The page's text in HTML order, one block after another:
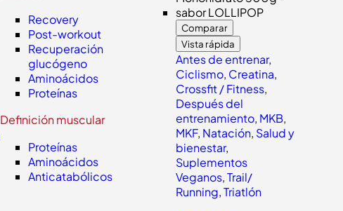
Recovery
Post-workout
Recuperación
glucógeno
Aminoácidos
Proteínas
Definición muscular
Proteínas
Aminoácidos
Anticatabólicos
Comparar
Vista rápida
Antes de entrenar,
Ciclismo, Creatina,
Crossfit / Fitness,
Después del
entrenamiento, MKB,
MKF, Natación, Salud y
bienestar,
Suplementos
Veganos,Trail/
Running,Triatlón